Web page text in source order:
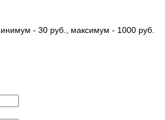
- 30 руб., максимум - 1000 руб.